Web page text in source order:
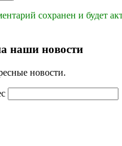
сохранен и будет
наши новости
новости.